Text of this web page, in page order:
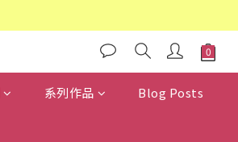
系列作品 Blog Posts